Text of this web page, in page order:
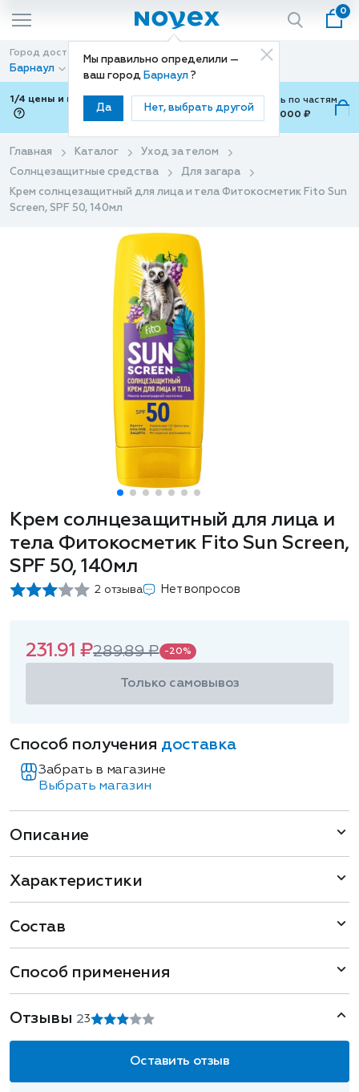
Мы правильно определили —
ваш город Барнаул ?
Да Нет, выбрать другой
0
Город доставки
Барнаул
Способ доставки
Доставка
1/4 цены и покупки ваши с Подели
Можно оплатить по частям
от 700 ₽ до 15,000 ₽
Главная Каталог
Уход за телом
Солнцезащитные средства
Для загара
Крем солнцезащитный для лица и тела Фитокосметик Fito Sun
Screen, SPF 50, 140мл
Крем солнцезащитный для лица и
тела Фитокосметик Fito Sun Screen,
SPF 50, 140мл
2 отзыва Нет вопросов
231.91 ₽289.89 ₽ -20%
Только самовывоз
Способ получения доставка
Забрать в магазине
Выбрать магазин
Описание
Характеристики
Состав
Способ применения
Отзывы 23
Оставить отзыв